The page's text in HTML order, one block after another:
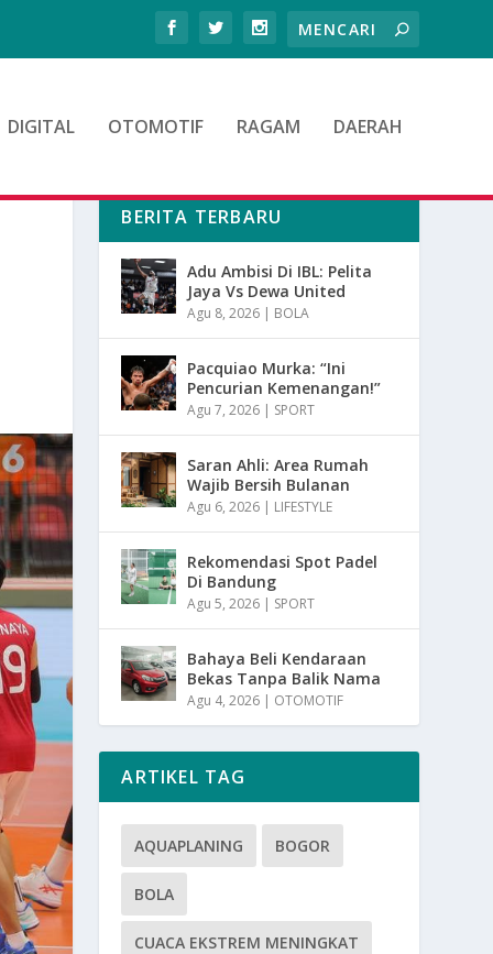
DIGITAL OTOMOTIF RAGAM DAERAH
BERITA TERBARU
Adu Ambisi Di IBL: Pelita
Jaya Vs Dewa United
Agu 8, 2026 | BOLA
Pacquiao Murka: “Ini
Pencurian Kemenangan!”
Agu 7, 2026 | SPORT
Saran Ahli: Area Rumah
Wajib Bersih Bulanan
Agu 6, 2026 | LIFESTYLE
Rekomendasi Spot Padel
Di Bandung
Agu 5, 2026 | SPORT
Bahaya Beli Kendaraan
Bekas Tanpa Balik Nama
Agu 4, 2026 | OTOMOTIF
ARTIKEL TAG
AQUAPLANING BOGOR
BOLA
CUACA EKSTREM MENINGKAT